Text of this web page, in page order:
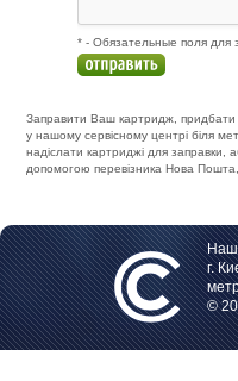
* - Обязательные поля для
Заправити Ваш картридж, придбати
у нашому сервісному центрі біля
надіслати картриджі для заправки,
допомогою перевізника Нова
Наш
г.
©